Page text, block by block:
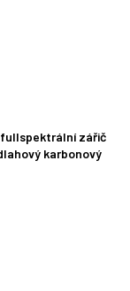
fullspektrální zářič
karbonový